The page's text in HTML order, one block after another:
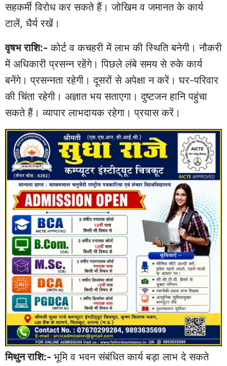
सहकर्मी विरोध कर सकते हैं। जोखिम व जमानत के कार्य
टालें, धैर्य रखें।
वृषभ राशि:- कोर्ट व कचहरी में लाभ की स्थिति बनेगी। नौकरी
में अधिकारी प्रसन्न रहेंगे। पिछले लंबे समय से रुके कार्य
बनेंगे। प्रसन्नता रहेगी। दूसरों से अपेक्षा न करें। घर-परिवार
की चिंता रहेगी। अज्ञात भय सताएगा। दुष्टजन हानि पहुंचा
सकते हैं। व्यापार लाभदायक रहेगा। प्रयास करें।
मिथुन राशि:- भूमि व भवन संबंधित कार्य बड़ा लाभ दे सकते